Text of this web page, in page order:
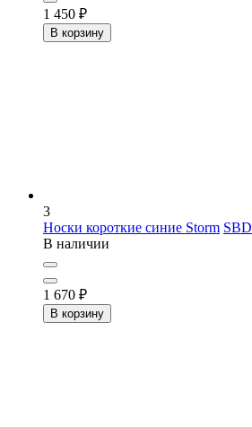
1 450 ₽
В корзину
3
Носки короткие синие Storm SBD
В наличии
1 670 ₽
В корзину